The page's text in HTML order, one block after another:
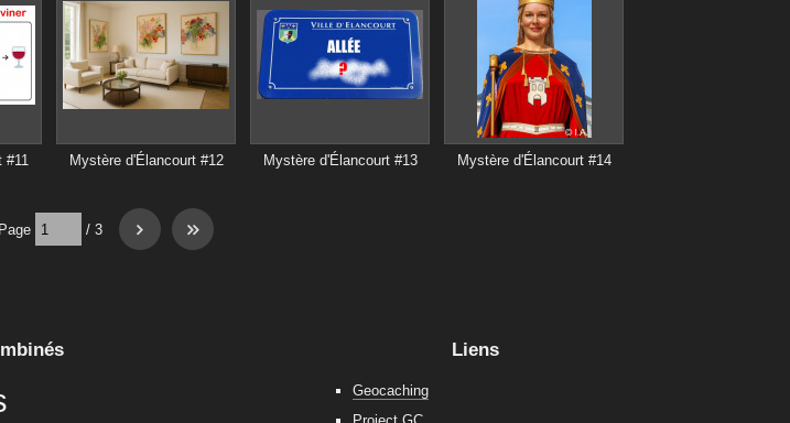
#11 Mystère d'Élancourt #12 Mystère d'Élancourt #13 Mystère d'Élancourt #14
Page / 3
Liens
Geocaching